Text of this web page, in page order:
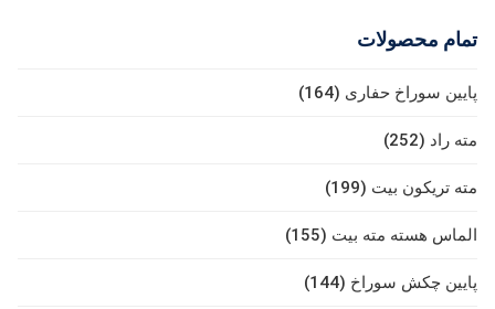
تمام محصولات
پایین سوراخ حفاری (164)
مته راد (252)
مته تریکون بیت (199)
الماس هسته مته بیت (155)
پایین چکش سوراخ (144)